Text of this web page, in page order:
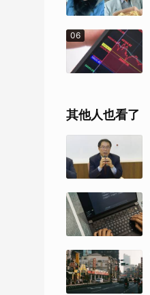
06
其他人也看了